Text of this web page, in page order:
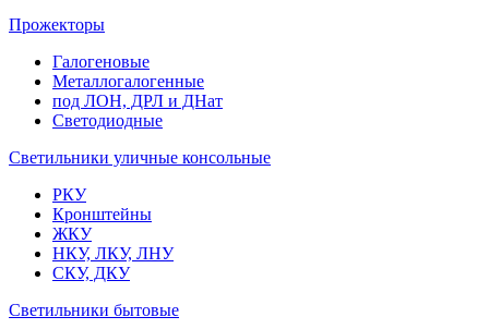
Прожекторы
Галогеновые
Металлогалогенные
под ЛОН, ДРЛ и ДНат
Светодиодные
Светильники уличные консольные
РКУ
Кронштейны
ЖКУ
НКУ, ЛКУ, ЛНУ
СКУ, ДКУ
Светильники бытовые